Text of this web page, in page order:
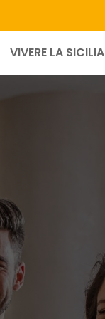
VIVERE LA SICILIA